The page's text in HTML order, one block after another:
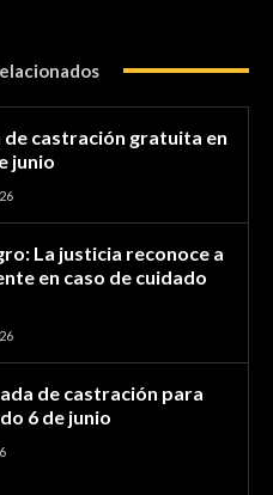
de castración gratuita en
junio
La justicia reconoce a
en caso de cuidado
de castración para
6 de junio